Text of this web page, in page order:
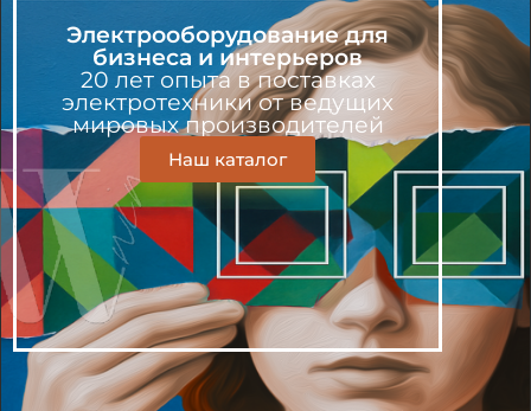
Электрооборудование для
бизнеса и интерьеров
20 лет опыта в поставках
электротехники от ведущих
мировых производителей
Наш каталог